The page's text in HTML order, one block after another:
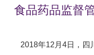
食品药品监督
2018年12月4日，四川